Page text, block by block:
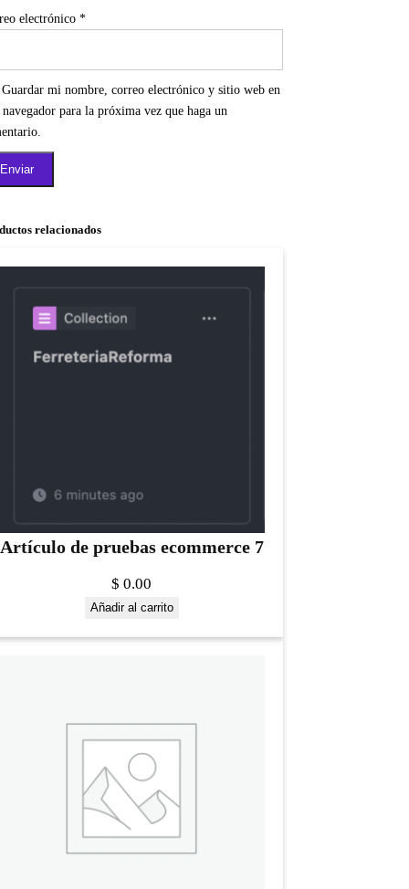
electrónico *
Guardar mi nombre, correo electrónico y sitio web en
navegador para la próxima vez que haga un
relacionados
Artículo de pruebas ecommerce 7
$ 0.00
Añadir al carrito